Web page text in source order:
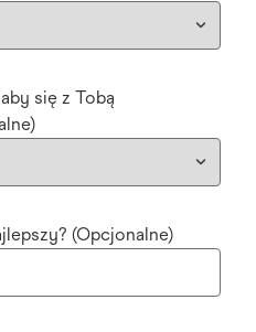
się z Tobą
(Opcjonalne)